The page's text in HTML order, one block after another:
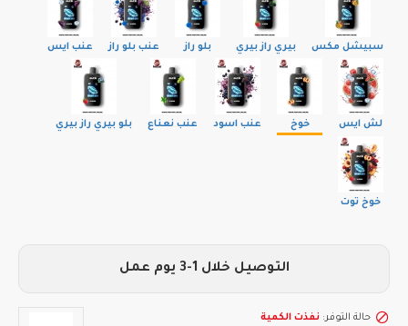
سبيشل مكس بيري راز بيري بلو راز عنب بلو راز عنب ايس
لش ايس خوخ عنب اسود عنب نعناع بلو بيري راز بيري
خوخ توت
حالة التوفر: نفذت الكمية
التوصيل خلال 1-3 يوم عمل